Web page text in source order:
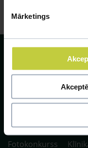
Mārketings
SIA ZOO Centrs,
Vienības gatve 109,
P. 10:00-20:00 / S.SV.
Fotokonkurss